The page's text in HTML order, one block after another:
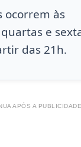
ocorrem às
e
das 21h.
APÓS A PUBLICIDADE